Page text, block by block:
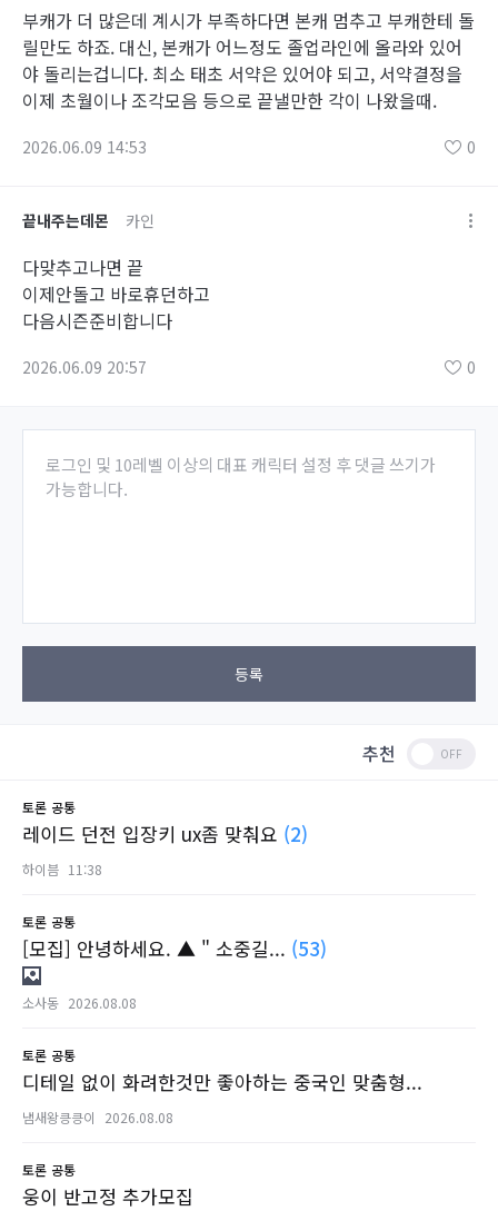
부캐가 더 많은데 계시가 부족하다면 본캐 멈추고 부캐한테 돌
릴만도 하죠. 대신, 본캐가 어느정도 졸업라인에 올라와 있어
야 돌리는겁니다. 최소 태초 서약은 있어야 되고, 서약결정을
이제 초월이나 조각모음 등으로 끝낼만한 각이 나왔을때.
2026.06.09 14:53 0
끝내주는데몬 카인
다맞추고나면 끝
이제안돌고 바로휴던하고
다음시즌준비합니다
2026.06.09 20:57 0
로그인 및 10레벨 이상의 대표 캐릭터 설정 후 댓글 쓰기가
가능합니다.
등록
추천
토론 공통
레이드 던전 입장키 ux좀 맞춰요 (2)
하이븜 11:38
토론 공통
[모집] 안녕하세요. ▲ " 소중길... (53)
소사동 2026.08.08
토론 공통
디테일 없이 화려한것만 좋아하는 중국인 맞춤형...
냄새왕킁킁이 2026.08.08
토론 공통
웅이 반고정 추가모집